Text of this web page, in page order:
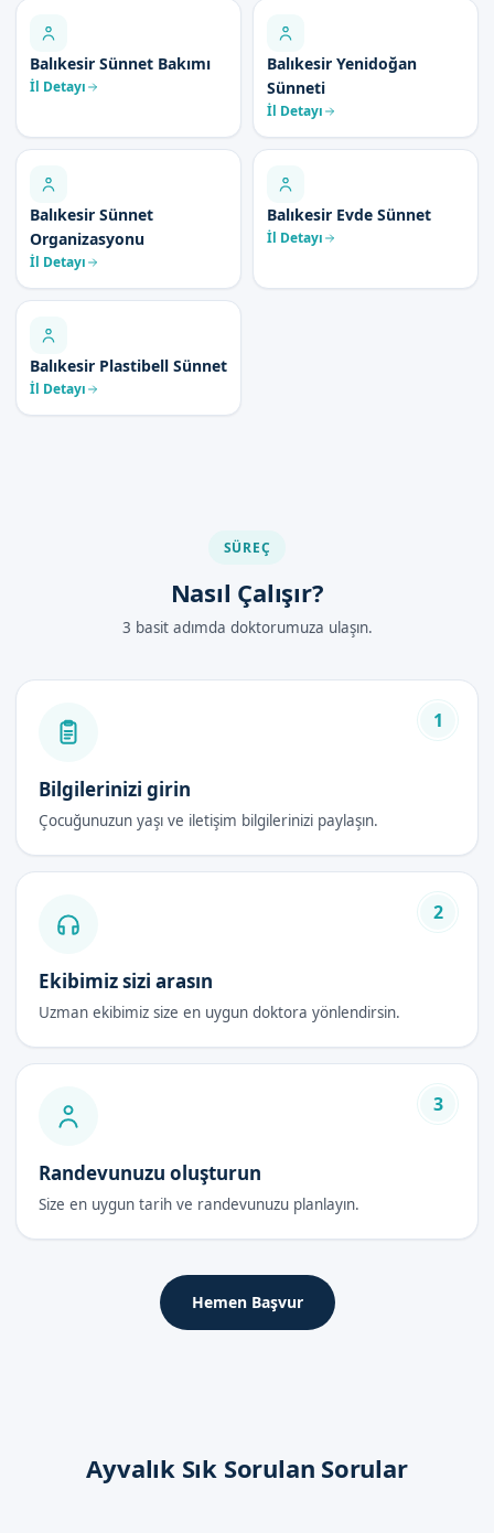
Balıkesir Sünnet Bakımı
İl Detayı
Balıkesir Yenidoğan
Sünneti
İl Detayı
Balıkesir Sünnet
Organizasyonu
İl Detayı
Balıkesir Evde Sünnet
İl Detayı
Balıkesir Plastibell Sünnet
İl Detayı
SÜREÇ
Nasıl Çalışır?
3 basit adımda doktorumuza ulaşın.
1
Bilgilerinizi girin
Çocuğunuzun yaşı ve iletişim bilgilerinizi paylaşın.
2
Ekibimiz sizi arasın
Uzman ekibimiz size en uygun doktora yönlendirsin.
3
Randevunuzu oluşturun
Size en uygun tarih ve randevunuzu planlayın.
Hemen Başvur
Ayvalık Sık Sorulan Sorular